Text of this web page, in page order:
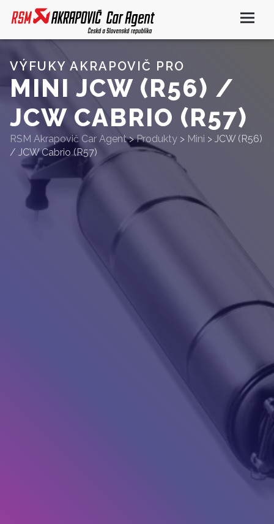
VÝFUKY AKRAPOVIČ PRO
MINI JCW (R56) /
JCW CABRIO (R57)
RSM Akrapovič Car Agent > Produkty > Mini > JCW (R56)
/ JCW Cabrio (R57)